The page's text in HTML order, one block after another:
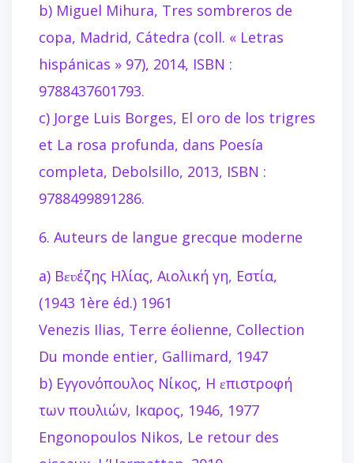
b) Miguel Mihura, Tres sombreros de
copa, Madrid, Cátedra (coll. « Letras
hispánicas » 97), 2014, ISBN :
9788437601793.
c) Jorge Luis Borges, El oro de los trigres
et La rosa profunda, dans Poesía
completa, Debolsillo, 2013, ISBN :
9788499891286.
6. Auteurs de langue grecque moderne
a) Bɛʋέζης Hλίας, Aιολική γη, Eστία,
(1943 1ère éd.) 1961
Venezis Ilias, Terre éolienne, Collection
Du monde entier, Gallimard, 1947
b) Eγγονόπουλος Nίκος, H ɛπιστροφή
των πουλιών, Iκαρος, 1946, 1977
Engonopoulos Nikos, Le retour des